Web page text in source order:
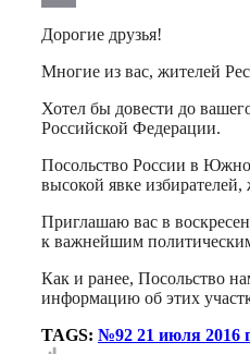
Print
Дорогие друзья!
Многие из вас, жителей
Хотел бы довести до
Российской Федерации.
Посольство России в
высокой явке
Приглашаю вас в
к важнейшим
Как и ранее, Посольство
информацию об этих
TAGS: №92 21 июля 2016